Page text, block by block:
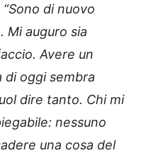
“Sono di nuovo
Mi auguro sia
Avere un
oggi sembra
dire tanto. Chi mi
nessuno
una cosa del